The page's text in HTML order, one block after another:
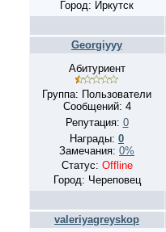
Город: Иркутск
Georgiyyy
Абитуриент
Группа: Пользователи
Сообщений: 4
Репутация: 0
Награды: 0
Замечания: 0%
Статус: Offline
Город: Череповец
valeriyagreyskop